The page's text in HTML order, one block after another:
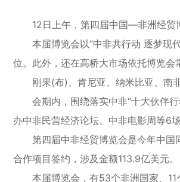
12日上午，第四届中国—非洲经贸博
本届博览会以“中非共行动 逐梦现代
位。此外，还在高桥大市场依托博览会
刚果(布)、肯尼亚、纳米比亚、南非
会期内，围绕落实中非“十大伙伴行
办中非民营经济论坛、中非电影周等6
第四届中非经贸博览会是今年中国
合作项目签约，涉及金额113.9亿美元。
本届博览会，有53个非洲国家、11